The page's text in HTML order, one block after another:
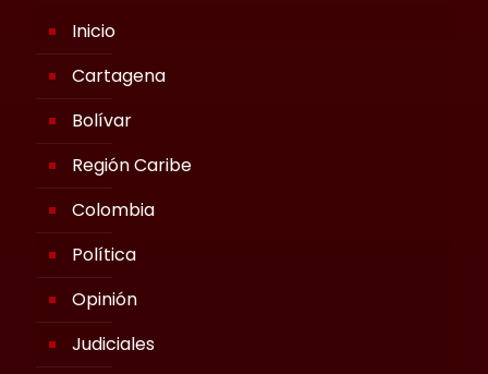
Inicio
Cartagena
Bolívar
Región Caribe
Colombia
Política
Opinión
Judiciales